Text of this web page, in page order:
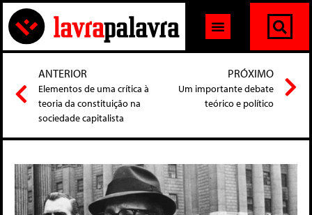
ANTERIOR
Elementos de uma crítica à
teoria da constituição na
sociedade capitalista
PRÓXIMO
Um importante debate
teórico e político